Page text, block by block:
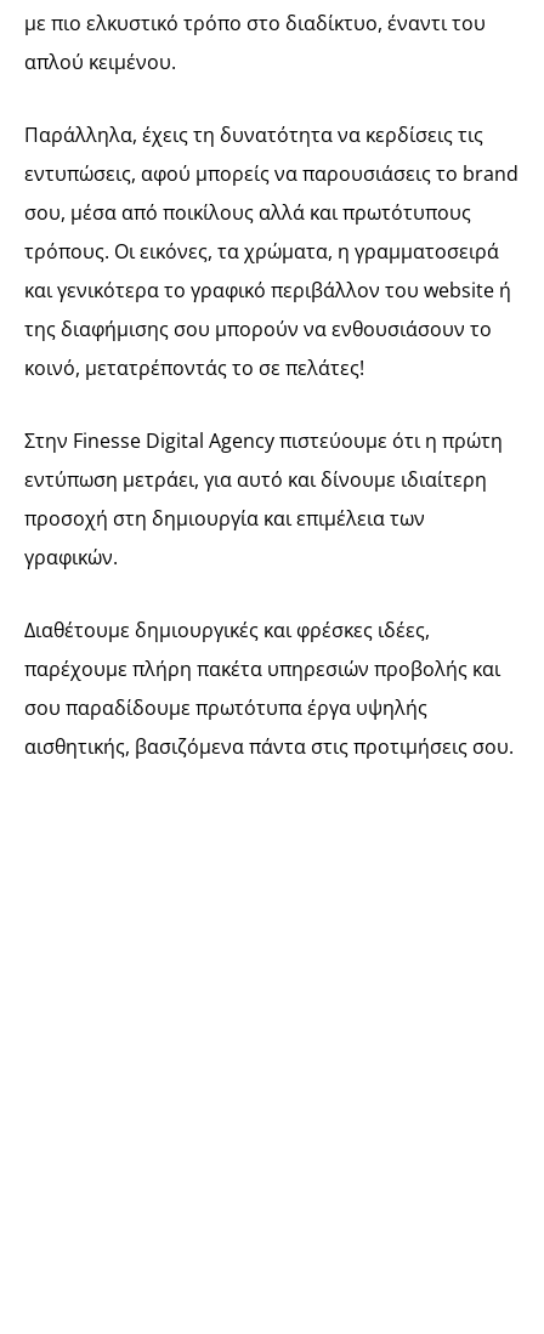
με πιο ελκυστικό τρόπο στο διαδίκτυο, έναντι του
απλού κειμένου.
Παράλληλα, έχεις τη δυνατότητα να κερδίσεις τις
εντυπώσεις, αφού μπορείς να παρουσιάσεις το brand
σου, μέσα από ποικίλους αλλά και πρωτότυπους
τρόπους. Οι εικόνες, τα χρώματα, η γραμματοσειρά
και γενικότερα το γραφικό περιβάλλον του website ή
της διαφήμισης σου μπορούν να ενθουσιάσουν το
κοινό, μετατρέποντάς το σε πελάτες!
Στην Finesse Digital Agency πιστεύουμε ότι η πρώτη
εντύπωση μετράει, για αυτό και δίνουμε ιδιαίτερη
προσοχή στη δημιουργία και επιμέλεια των
γραφικών.
Διαθέτουμε δημιουργικές και φρέσκες ιδέες,
παρέχουμε πλήρη πακέτα υπηρεσιών προβολής και
σου παραδίδουμε πρωτότυπα έργα υψηλής
αισθητικής, βασιζόμενα πάντα στις προτιμήσεις σου.